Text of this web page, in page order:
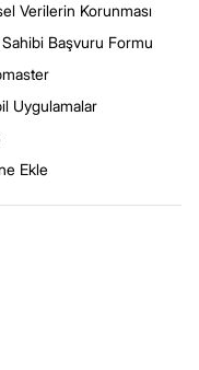
Verilerin Korunması
Başvuru Formu
Uygulamalar
Ekle